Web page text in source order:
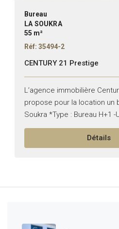
Bureau
LA SOUKRA
55 m²
Réf: 35494-2
CENTURY 21 Prestige
L’agence immobilière
propose pour la location un
Soukra *Type : Bureau H+1
points d’eau -Climatisation -
Détails